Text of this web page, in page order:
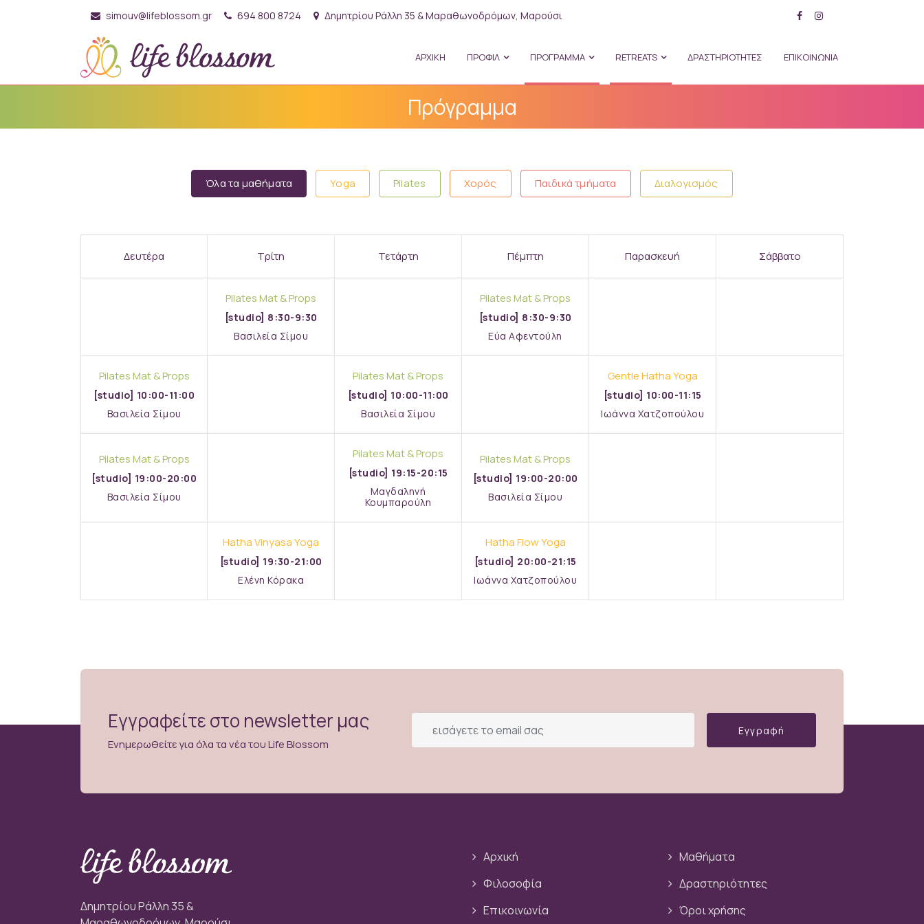
simouv@lifeblossom.gr 694 800 8724 Δημητρίου Ράλλη 35 & Μαραθωνοδρόμων, Μαρούσι
ΑΡΧΙΚΗ ΠΡΟΦΙΛ ΠΡΟΓΡΑΜΜΑ RETREATS ΔΡΑΣΤΗΡΙΟΤΗΤΕΣ ΕΠΙΚΟΙΝΩΝΙΑ
Πρόγραμμα
Όλα τα μαθήματα Yoga Pilates Χορός Παιδικά τμήματα Διαλογισμός
Δευτέρα Τρίτη Τετάρτη Πέμπτη Παρασκευή Σάββατο
Pilates Mat & Props
[studio] 8:30-9:30
Βασιλεία Σίμου
Pilates Mat & Props
[studio] 8:30-9:30
Εύα Αφεντούλη
Pilates Mat & Props
[studio] 10:00-11:00
Βασιλεία Σίμου
Pilates Mat & Props
[studio] 10:00-11:00
Βασιλεία Σίμου
Gentle Hatha Yoga
[studio] 10:00-11:15
Ιωάννα Χατζοπούλου
Pilates Mat & Props
[studio] 19:00-20:00
Βασιλεία Σίμου
Pilates Mat & Props
[studio] 19:15-20:15
Mαγδαληνή
Κουμπαρούλη
Pilates Mat & Props
[studio] 19:00-20:00
Βασιλεία Σίμου
Hatha Vinyasa Yoga
[studio] 19:30-21:00
Ελένη Κόρακα
Hatha Flow Yoga
[studio] 20:00-21:15
Ιωάννα Χατζοπούλου
Εγγραφείτε στο newsletter μας
Ενημερωθείτε για όλα τα νέα του Life Blossom
Εγγραφή
Δημητρίου Ράλλη 35 &
Αρχική
Φιλοσοφία
Επικοινωνία
Μαθήματα
Δραστηριότητες
Όροι χρήσης